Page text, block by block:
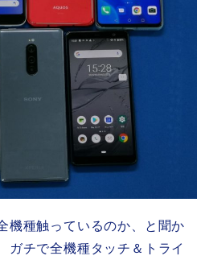
機種触っているのか、と聞か
ガチで全機種タッチ＆トライ